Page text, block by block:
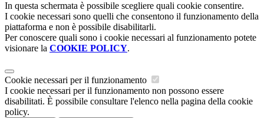
In questa schermata è possibile scegliere quali cookie consentire.
I cookie necessari sono quelli che consentono il funzionamento della
piattaforma e non è possibile disabilitarli.
Per conoscere quali sono i cookie necessari al funzionamento potete
visionare la COOKIE POLICY.
Cookie necessari per il funzionamento
I cookie necessari per il funzionamento non possono essere
disabilitati. È possibile consultare l'elenco nella pagina della cookie
policy.